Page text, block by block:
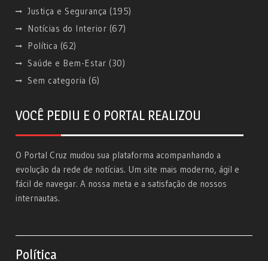
Justiça e Segurança (195)
Notícias do Interior (67)
Política (62)
Saúde e Bem-Estar (30)
Sem categoria (6)
VOCÊ PEDIU E O PORTAL REALIZOU
O Portal Cruz mudou sua plataforma acompanhando a
evolução da rede de notícias. Um site mais moderno, ágil e
fácil de navegar. A nossa meta e a satisfação de nossos
internautas.
Política